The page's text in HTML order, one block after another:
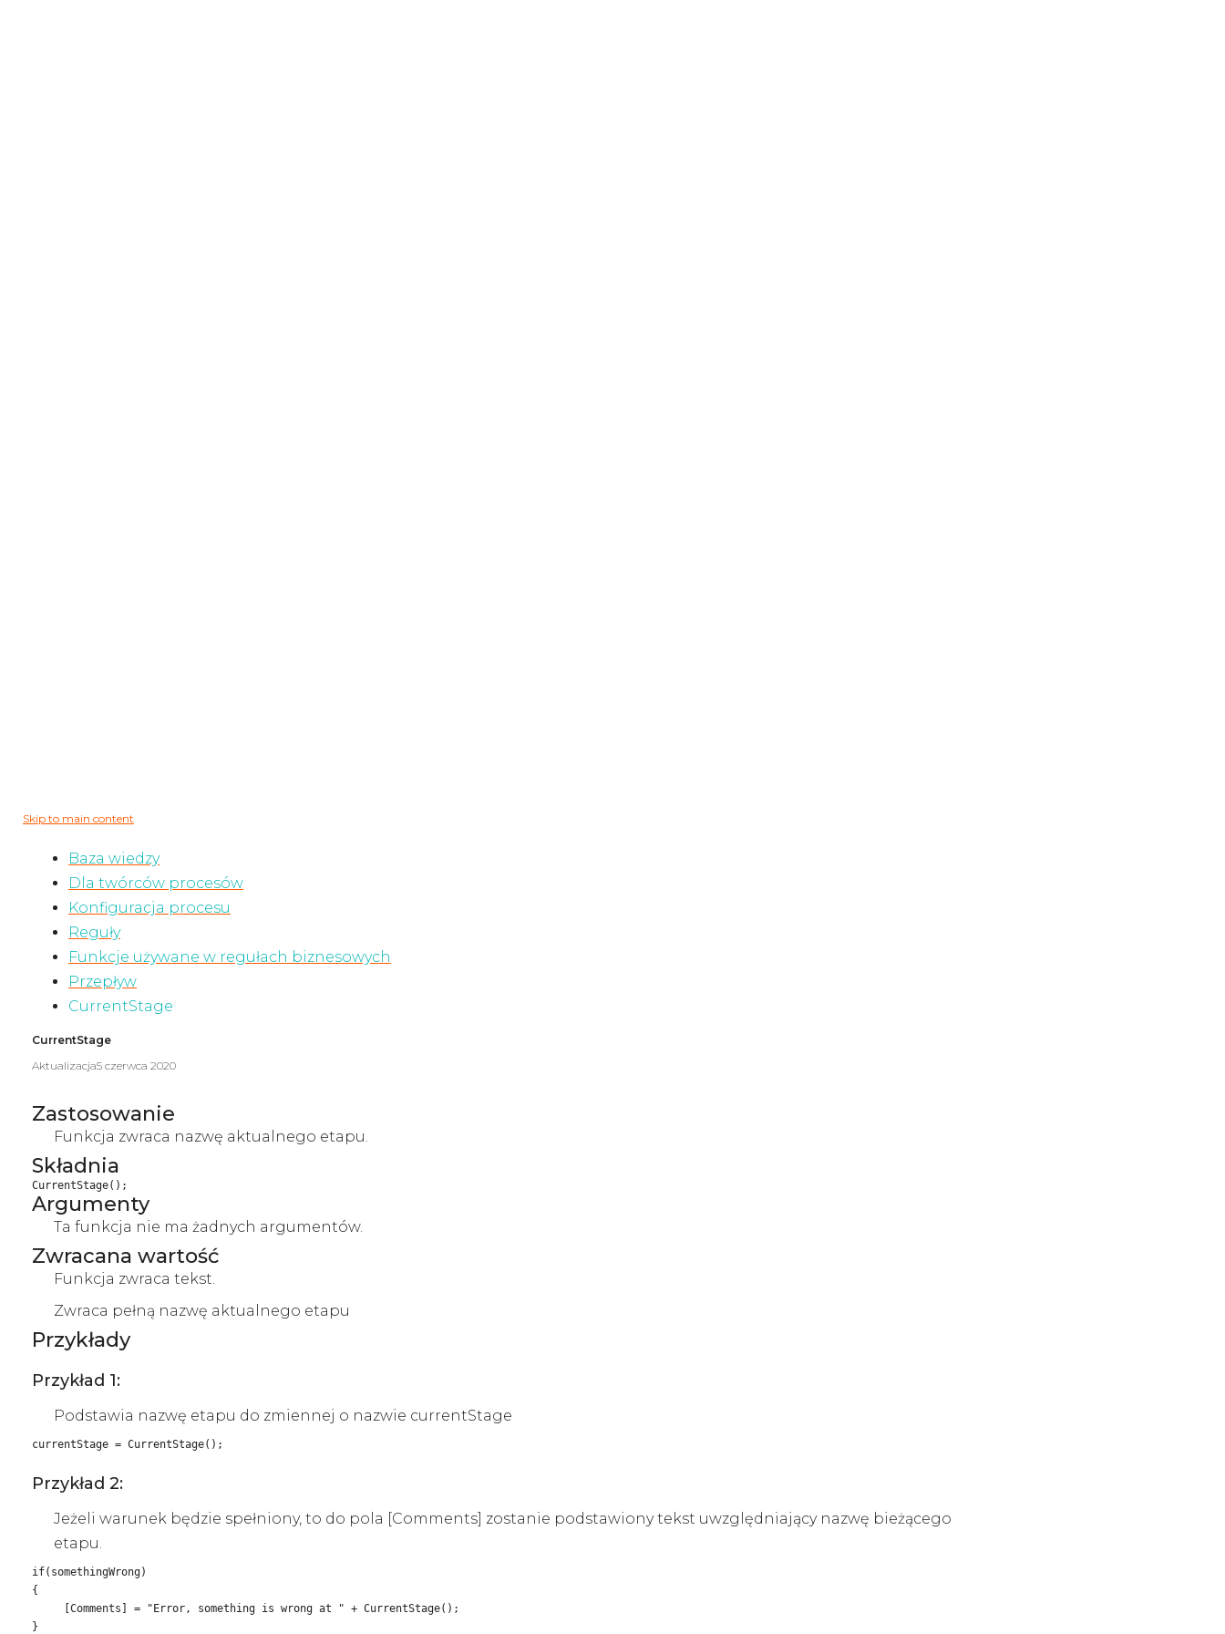
Skip to main content
Baza wiedzy
Dla twórców procesów
Konfiguracja procesu
Reguły
Funkcje używane w regułach biznesowych
Przepływ
CurrentStage
CurrentStage
Aktualizacja5 czerwca 2020
Zastosowanie
Funkcja zwraca nazwę aktualnego etapu.
Składnia
CurrentStage();
Argumenty
Ta funkcja nie ma żadnych argumentów.
Zwracana wartość
Funkcja zwraca tekst.
Zwraca pełną nazwę aktualnego etapu
Przykłady
Przykład 1:
Podstawia nazwę etapu do zmiennej o nazwie currentStage
currentStage = CurrentStage();
Przykład 2:
Jeżeli warunek będzie spełniony, to do pola [Comments] zostanie podstawiony tekst uwzględniający nazwę bieżącego
etapu.
if(somethingWrong)
{
[Comments] = "Error, something is wrong at " + CurrentStage();
}